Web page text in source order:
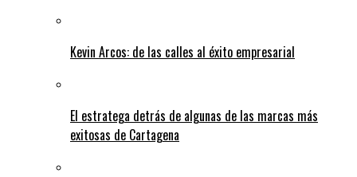
Kevin Arcos: de las calles al éxito empresarial
El estratega detrás de algunas de las marcas más
exitosas de Cartagena